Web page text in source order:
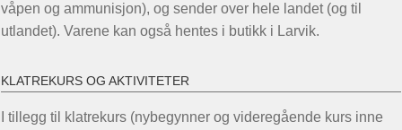
våpen og ammunisjon), og sender over hele landet (og til
utlandet). Varene kan også hentes i butikk i Larvik.
KLATREKURS OG AKTIVITETER
I tillegg til klatrekurs (nybegynner og videregående kurs inne